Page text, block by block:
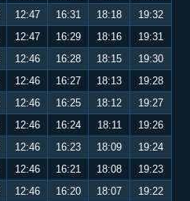
12:47 16:31 18:18
19:32
12:47 16:29 18:16
19:31
12:46 16:28 18:15
19:30
12:46 16:27 18:13
19:28
12:46 16:25 18:12
19:27
12:46 16:24 18:11
19:26
12:46 16:23 18:09
19:24
12:46 16:21 18:08
19:23
12:46 16:20 18:07
19:22